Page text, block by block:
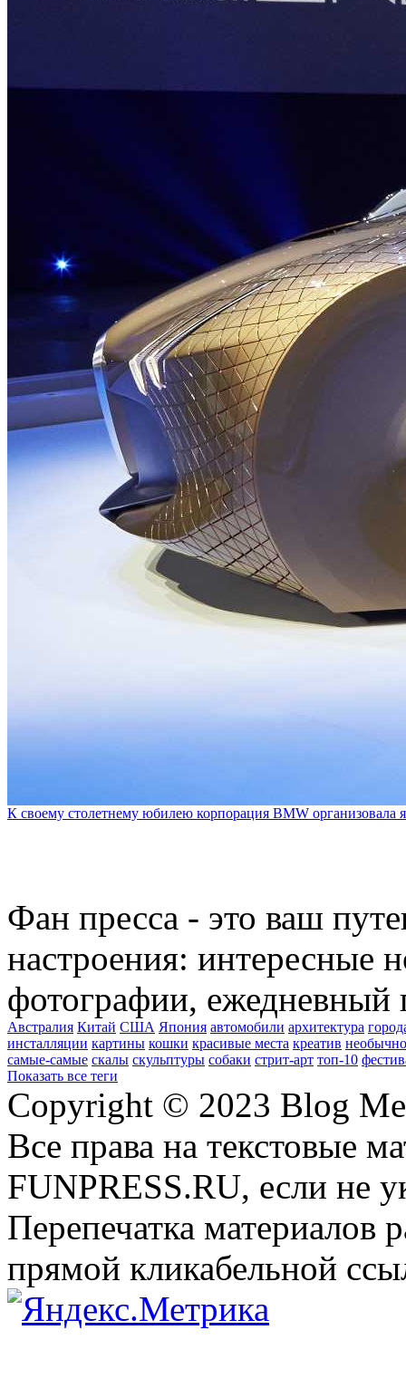
К своему столетнему юбилею корпорация BMW организовала
Фан пресса - это ваш
настроения: интересные
фотографии, ежедневный
Австралия Китай США Япония автомобили архитектура
инсталляции картины кошки красивые места креатив
самые-самые скалы скульптуры собаки стрит-арт топ-10
Показать все теги
Copyright © 2023 Blog
Все права на текстовые
FUNPRESS.RU, если не
Перепечатка материалов
прямой кликабельной